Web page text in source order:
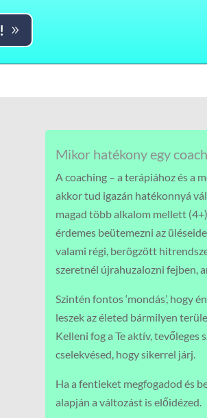
Mikor hatékony egy
A coaching – a terápiához és a
akkor tud igazán hatékonnyá
magad több alkalom mellett
érdemes beütemezni az
valami régi, berögzött
szeretnél újrahuzalozni fejben,
Szintén fontos ‘mondás’, hogy
leszek az életed bármilyen
Kelleni fog a Te aktív, tevőleges
cselekvésed, hogy sikerrel járj.
Ha a fentieket megfogadod és
alapján a változást is előidézed.